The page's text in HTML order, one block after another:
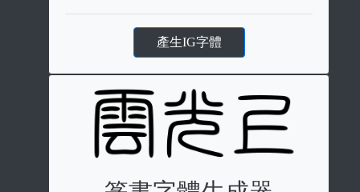
產生IG字體